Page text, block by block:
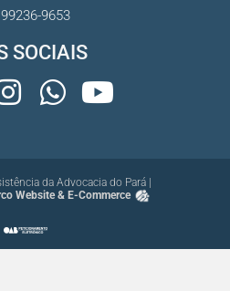
9653
SOCIAIS
da Advocacia do Pará |
Website & E-Commerce